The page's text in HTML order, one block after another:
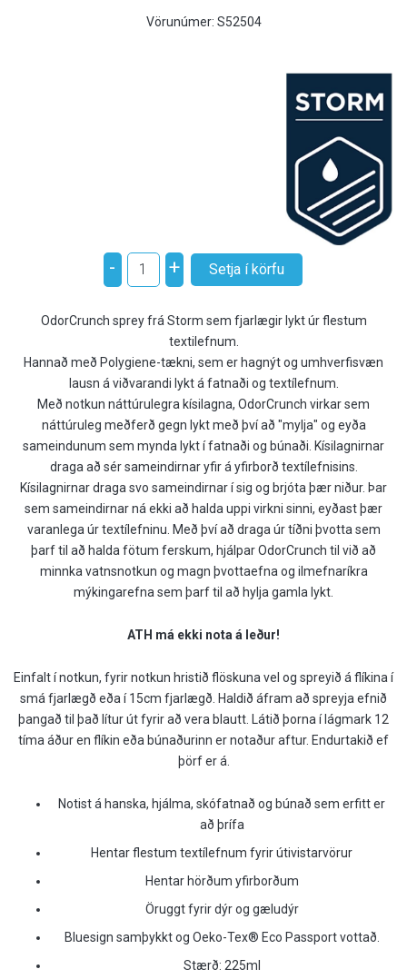
Vörunúmer: S52504
- +
OdorCrunch sprey frá Storm sem fjarlægir lykt úr flestum
textilefnum.
Hannað með Polygiene-tækni, sem er hagnýt og umhverfisvæn
lausn á viðvarandi lykt á fatnaði og textílefnum.
Með notkun náttúrulegra kísilagna, OdorCrunch virkar sem
náttúruleg meðferð gegn lykt með því að "mylja" og eyða
sameindunum sem mynda lykt í fatnaði og búnaði. Kísilagnirnar
draga að sér sameindirnar yfir á yfirborð textílefnisins.
Kísilagnirnar draga svo sameindirnar í sig og brjóta þær niður. Þar
sem sameindirnar ná ekki að halda uppi virkni sinni, eyðast þær
varanlega úr textílefninu. Með því að draga úr tíðni þvotta sem
þarf til að halda fötum ferskum, hjálpar OdorCrunch til við að
minnka vatnsnotkun og magn þvottaefna og ilmefnaríkra
mýkingarefna sem þarf til að hylja gamla lykt.
ATH má ekki nota á leður!
Einfalt í notkun, fyrir notkun hristið flöskuna vel og spreyið á flíkina í
smá fjarlægð eða í 15cm fjarlægð. Haldið áfram að spreyja efnið
þangað til það lítur út fyrir að vera blautt. Látið þorna í lágmark 12
tíma áður en flíkin eða búnaðurinn er notaður aftur. Endurtakið ef
þörf er á.
Notist á hanska, hjálma, skófatnað og búnað sem erfitt er
að þrífa
Hentar flestum textílefnum fyrir útivistarvörur
Hentar hörðum yfirborðum
Öruggt fyrir dýr og gæludýr
Bluesign samþykkt og Oeko-Tex® Eco Passport vottað.
Stærð: 225ml